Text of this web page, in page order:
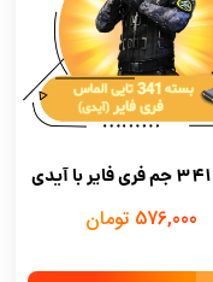
576,000 تومان